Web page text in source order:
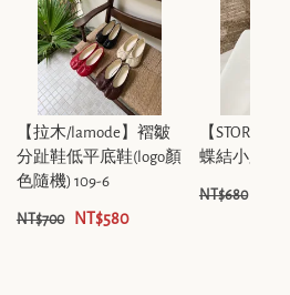
【拉木/lamode】褶皺
分趾鞋低平底鞋(logo顏
色隨機) 109-6
NT$700 NT$580
【STORM
蝶結小跟拖
NT$680